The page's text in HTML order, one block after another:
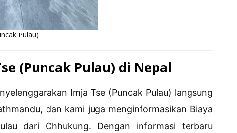
Pulau)
(Puncak Pulau) di Nepal
Imja Tse (Puncak Pulau) langsung
dan kami juga menginformasikan Biaya
dari Chhukung. Dengan informasi terbaru